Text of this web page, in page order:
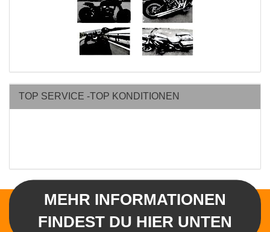
TOP SERVICE -TOP KONDITIONEN
MEHR INFORMATIONEN
FINDEST DU HIER UNTEN